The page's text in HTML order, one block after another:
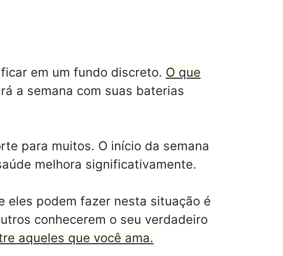
em um fundo discreto. O que
a semana com suas baterias
para muitos. O início da semana
melhora significativamente.
eles podem fazer nesta situação é
conhecerem o seu verdadeiro
aqueles que você ama.